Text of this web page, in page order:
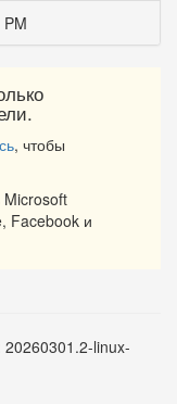
, чтобы
Microsoft
Facebook и
20260301.2-linux-